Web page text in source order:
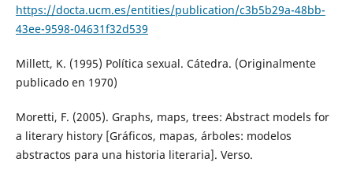
https://docta.ucm.es/entities/publication/c3b5b29a-48bb-
43ee-9598-04631f32d539
Millett, K. (1995) Política sexual. Cátedra. (Originalmente
publicado en 1970)
Moretti, F. (2005). Graphs, maps, trees: Abstract models for
a literary history [Gráficos, mapas, árboles: modelos
abstractos para una historia literaria]. Verso.